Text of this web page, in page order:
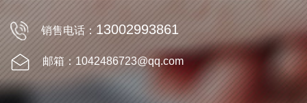
销售电话： 13002993861
邮箱：1042486723@qq.com